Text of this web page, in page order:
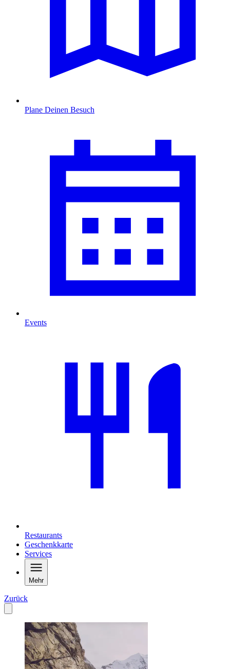
Plane Deinen Besuch
Events
Restaurants
Geschenkkarte
Services
Mehr
Zurück